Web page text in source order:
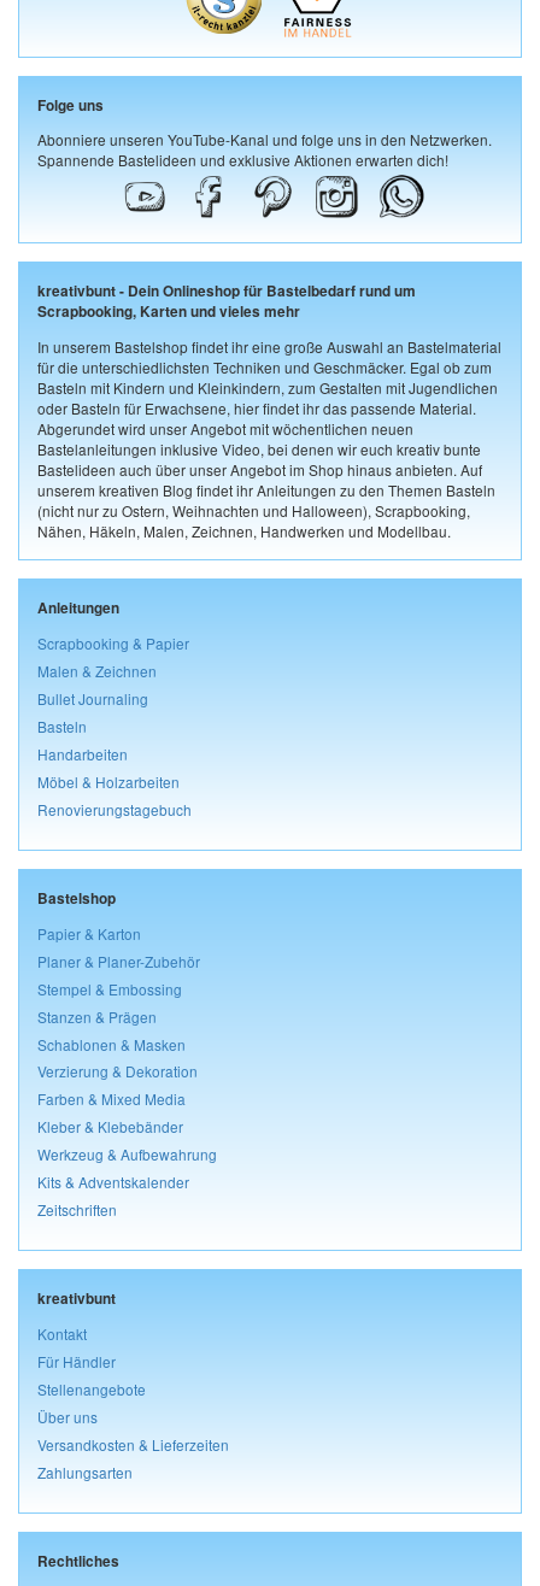
Folge uns
Abonniere unseren YouTube-Kanal und folge uns in den Netzwerken.
Spannende Bastelideen und exklusive Aktionen erwarten dich!
kreativbunt - Dein Onlineshop für Bastelbedarf rund um
Scrapbooking, Karten und vieles mehr
In unserem Bastelshop findet ihr eine große Auswahl an Bastelmaterial
für die unterschiedlichsten Techniken und Geschmäcker. Egal ob zum
Basteln mit Kindern und Kleinkindern, zum Gestalten mit Jugendlichen
oder Basteln für Erwachsene, hier findet ihr das passende Material.
Abgerundet wird unser Angebot mit wöchentlichen neuen
Bastelanleitungen inklusive Video, bei denen wir euch kreativ bunte
Bastelideen auch über unser Angebot im Shop hinaus anbieten. Auf
unserem kreativen Blog findet ihr Anleitungen zu den Themen Basteln
(nicht nur zu Ostern, Weihnachten und Halloween), Scrapbooking,
Nähen, Häkeln, Malen, Zeichnen, Handwerken und Modellbau.
Anleitungen
Scrapbooking & Papier
Malen & Zeichnen
Bullet Journaling
Basteln
Handarbeiten
Möbel & Holzarbeiten
Renovierungstagebuch
Bastelshop
Papier & Karton
Planer & Planer-Zubehör
Stempel & Embossing
Stanzen & Prägen
Schablonen & Masken
Verzierung & Dekoration
Farben & Mixed Media
Kleber & Klebebänder
Werkzeug & Aufbewahrung
Kits & Adventskalender
Zeitschriften
kreativbunt
Kontakt
Für Händler
Stellenangebote
Über uns
Versandkosten & Lieferzeiten
Zahlungsarten
Rechtliches